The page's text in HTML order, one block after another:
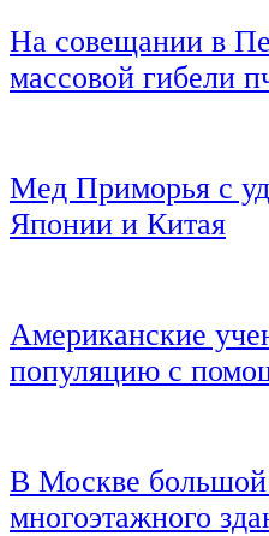
На совещании в
массовой гибели
Мед Приморья с
Японии и Китая
Американские
популяцию с
В Москве большой
многоэтажного